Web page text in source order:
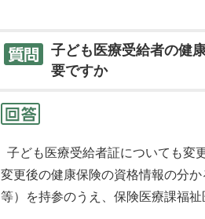
子ども医療受給者の健
要ですか
子ども医療受給者証についても変
変更後の健康保険の資格情報の分
等）を持参のうえ、保険医療課福